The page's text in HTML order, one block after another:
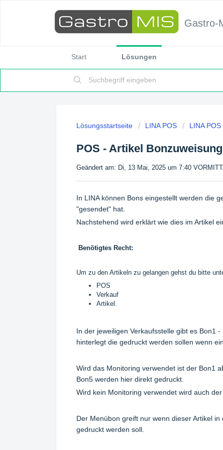
Gastro-
Start Lösungen
Lösungsstartseite LINA POS LINA
POS - Artikel Bonzuweisung
Geändert am: Di, 13 Mai, 2025 um 7:40
In LINA können Bons eingestellt werden die
"gesendet" hat.
Nachstehend wird erklärt wie dies im Artikel
Benötigtes Recht:
Um zu den Artikeln zu gelangen gehst du bitte
POS
Verkauf
Artikel.
In der jeweiligen Verkaufsstelle gibt es Bon1
hinterlegt die gedruckt werden sollen wenn
Wird das Monitoring verwendet ist der Bon1
Bon5 werden hier direkt gedruckt.
Wird kein Monitoring verwendet wird auch
Der Menübon greift nur wenn dieser Artikel
gedruckt werden soll.